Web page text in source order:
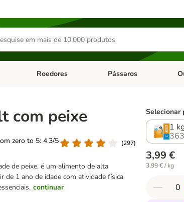
Dieta Vet.Abrir menu de categoria: Antiparasitários
Roedores Abrir menu de categoria:
Pássaros
com peixe
zero to 5: 4.3/5
(297)
de peixe, é um alimento de alta
de 1 ano de idade com atividade física
continuar
Selecionar
1
3,99 €
3,99 € / kg